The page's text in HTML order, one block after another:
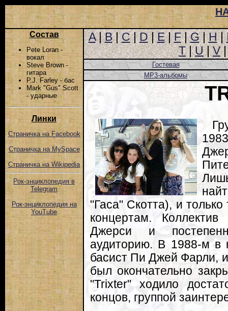
Состав
Pete Loran -
вокал
Steve Brown -
гитара
P.J. Farley - бас
Mark "Gus" Scott
- ударные
Линки
Страничка на Facebook
Страничка на MySpace
Страничка на Wikipedia
Рок-энциклопедия в
Telegram
Рок-энциклопедия на
YouTube
A|B|C|D|E|F|G|H|
T|U|V
Гостевая
MP3-альбомы
"Гаса" Скотта), и только
концертам.
Джерси и
аудиторию. В 1988-м в
басист Пи Джей Фарли,
был окончательно
"Trixter" ходило
концов, группой